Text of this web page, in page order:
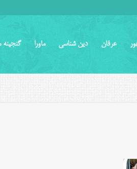
عرفان دین شناسی ماورا گنجینه